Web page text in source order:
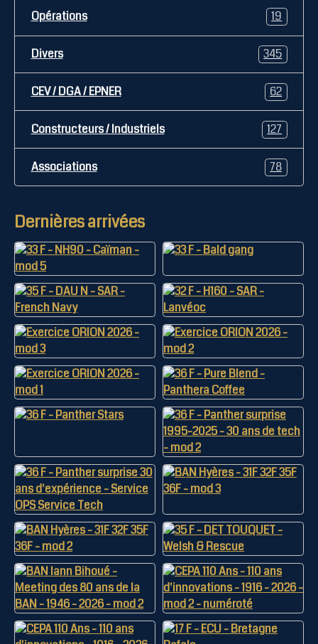
Opérations 19
Divers 345
CEV / DGA / EPNER 62
Constructeurs / Industriels 127
Associations 78
Dernières arrivées